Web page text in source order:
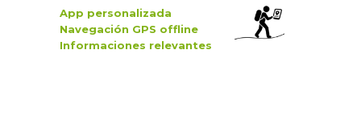
App personalizada
Navegación GPS offline
Informaciones relevantes